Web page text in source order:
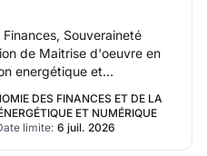
Souveraineté
de Maitrise d'oeuvre en
energétique et
finances publiq…
DES FINANCES ET DE LA
ET NUMÉRIQUE
limite: 6 juil. 2026